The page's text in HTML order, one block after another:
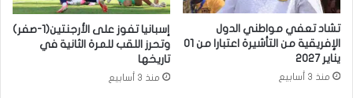
تشاد تعفي مواطني الدول
الإفريقية من التأشيرة اعتبارا من 01
يناير 2027
منذ 3 أسابيع
إسبانيا تفوز على الأرجنتين(1-صفر)
وتحرز اللقب للمرة الثانية في
تاريخها
منذ 3 أسابيع